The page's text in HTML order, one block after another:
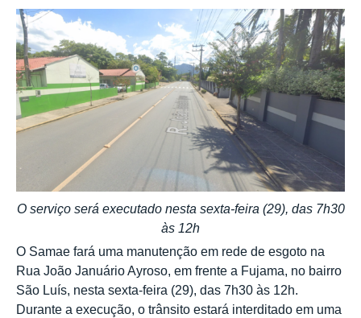
O serviço será executado nesta sexta-feira (29), das 7h30
às 12h
O Samae fará uma manutenção em rede de esgoto na
Rua João Januário Ayroso, em frente a Fujama, no bairro
São Luís, nesta sexta-feira (29), das 7h30 às 12h.
Durante a execução, o trânsito estará interditado em uma